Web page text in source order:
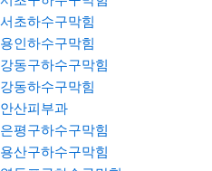
서초하수구막힘
용인하수구막힘
강동구하수구막힘
강동하수구막힘
안산피부과
은평구하수구막힘
용산구하수구막힘